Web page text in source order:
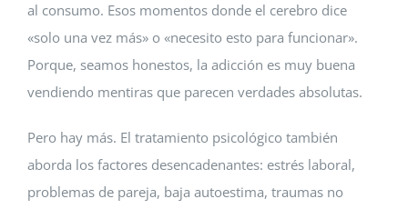
al consumo. Esos momentos donde el cerebro dice
«solo una vez más» o «necesito esto para funcionar».
Porque, seamos honestos, la adicción es muy buena
vendiendo mentiras que parecen verdades absolutas.
Pero hay más. El tratamiento psicológico también
aborda los factores desencadenantes: estrés laboral,
problemas de pareja, baja autoestima, traumas no